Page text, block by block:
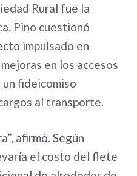
Rural fue la
Pino cuestionó
impulsado en
en los accesos
fideicomiso
al transporte.
afirmó. Según
el costo del flete